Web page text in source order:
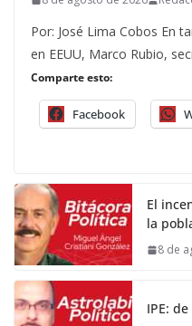
Por: José Lima Cobos En
en EEUU, Marco Rubio,
Comparte esto:
Facebook
El
la
8 de
IPE: